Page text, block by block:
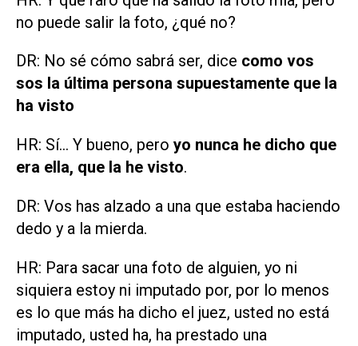
no puede salir la foto, ¿qué no?
DR: No sé cómo sabrá ser, dice como vos
sos la última persona supuestamente que la
ha visto
HR: Sí... Y bueno, pero yo nunca he dicho que
era ella, que la he visto.
DR: Vos has alzado a una que estaba haciendo
dedo y a la mierda.
HR: Para sacar una foto de alguien, yo ni
siquiera estoy ni imputado por, por lo menos
es lo que más ha dicho el juez, usted no está
imputado, usted ha, ha prestado una